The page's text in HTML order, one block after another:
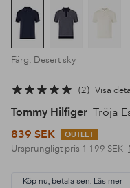
Färg: Desert sky
2 Visa
Tommy Hilfiger Tröja
839 SEK
OUTLET
Ursprungligt pris 1 199 SEK
Köp nu, betala sen. Läs mer